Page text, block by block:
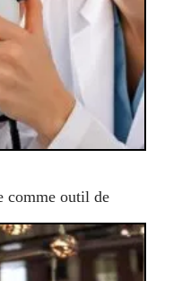
comme outil de